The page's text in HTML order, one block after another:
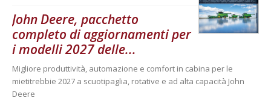
John Deere, pacchetto
completo di aggiornamenti per
i modelli 2027 delle...
Migliore produttività, automazione e comfort in cabina per le
mietitrebbie 2027 a scuotipaglia, rotative e ad alta capacità John
Deere